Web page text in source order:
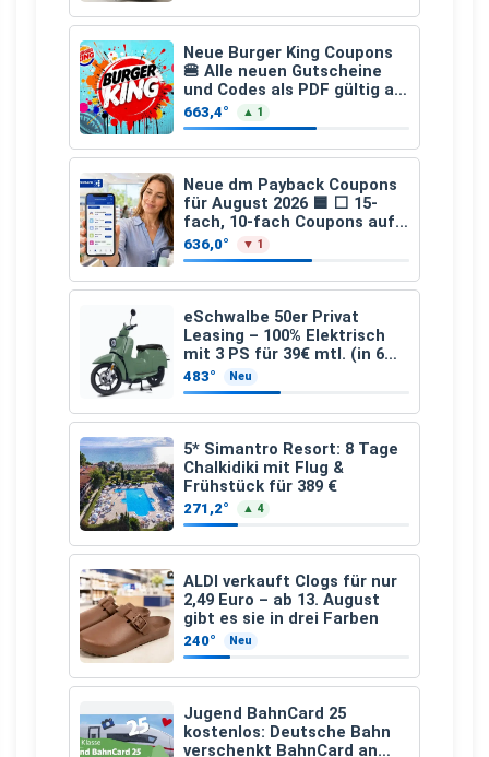
Neue Burger King Coupons
🍔 Alle neuen Gutscheine
und Codes als PDF gültig ab
25.07.2026 bis 04.09.2026
663,4° ▲ 1
Neue dm Payback Coupons
für August 2026 🟦 ⬜ 15-
fach, 10-fach Coupons auf
den gesamten Einkauf ab 2
€
636,0° ▼ 1
eSchwalbe 50er Privat
Leasing – 100% Elektrisch
mit 3 PS für 39€ mtl. (in 6
schicken Farben LF: 0.43, 36
Monate, Bereitstellung:
159,00 €, 2.500 km/Jahr)
483° Neu
5* Simantro Resort: 8 Tage
Chalkidiki mit Flug &
Frühstück für 389 €
271,2° ▲ 4
ALDI verkauft Clogs für nur
2,49 Euro – ab 13. August
gibt es sie in drei Farben
240° Neu
Jugend BahnCard 25
kostenlos: Deutsche Bahn
verschenkt BahnCard an